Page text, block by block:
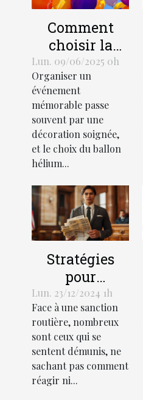
Comment
choisir la
taille et le
design d'un
ballon hélium
pour votre
événement
Lun. 09/06/2025 0h
Organiser un
événement
mémorable passe
souvent par une
décoration soignée,
et le choix du ballon
hélium...
Stratégies
pour
contester
efficacement
une amende
routière
Lun. 23/12/2024 1h
Face à une sanction
routière, nombreux
sont ceux qui se
sentent démunis, ne
sachant pas comment
réagir ni...